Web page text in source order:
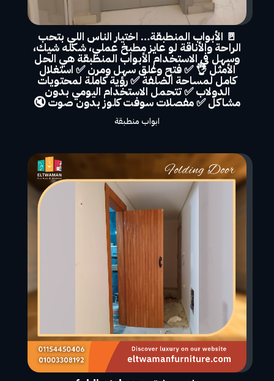
🚪 الأبواب المنطبقة… اختيار الناس اللي بتحب
الراحة والأناقة لو عايز مطبخ عملي، شكله شيك،
وسهل في الاستخدام الأبواب المنطبقة هي الحل
الأمثل 👌 ✅ فتح وغلق سهل ومرن ✅ استغلال
كامل لمساحة الضلفة ✅ رؤية كاملة لمحتويات
الدولاب ✅ تتحمل الاستخدام اليومي بدون
مشاكل ✅ مفصلات سوفت كلوز بدون صوت 🔇
ابواب منطبقة